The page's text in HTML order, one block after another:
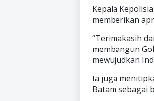
Kepala
memberikan
“Terimakasih
membangun
mewujudkan
Ia juga
Batam sebagai